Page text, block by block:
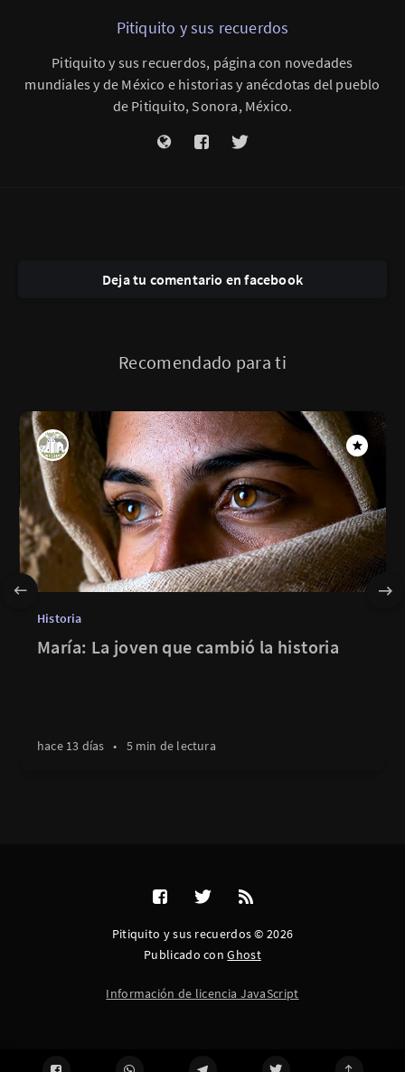
Pitiquito y sus recuerdos
Pitiquito y sus recuerdos, página con novedades
mundiales y de México e historias y anécdotas del pueblo
de Pitiquito, Sonora, México.
Deja tu comentario en facebook
Recomendado para ti
Historia
María: La joven que cambió la historia
hace 13 días • 5 min de lectura
Pitiquito y sus recuerdos © 2026
Publicado conGhost
Información de licencia JavaScript